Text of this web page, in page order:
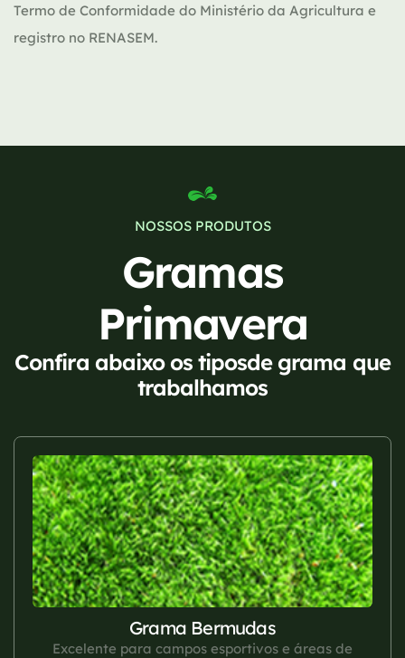
Termo de Conformidade do Ministério da Agricultura e
registro no RENASEM.
NOSSOS PRODUTOS
Gramas
Primavera
Confira abaixo os tiposde grama que
trabalhamos
Grama Bermudas
Excelente para campos esportivos e áreas de